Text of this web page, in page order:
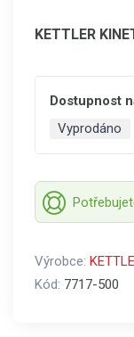
KETTLER
Dostupnost
Vyprodáno
Výrobce:
Kód: 7717-500